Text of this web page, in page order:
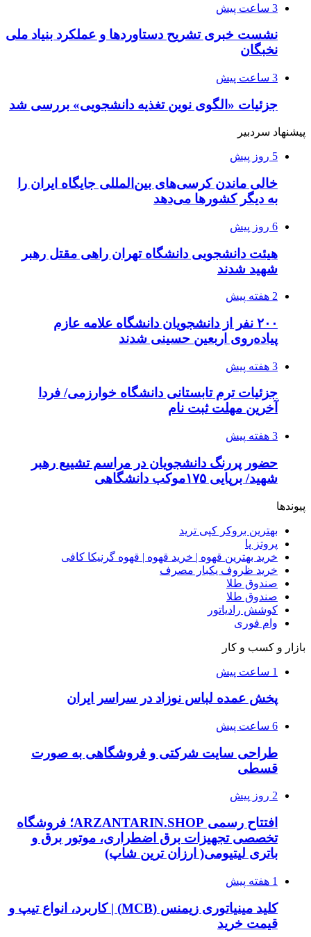
3 ساعت پیش
نشست خبری تشریح دستاوردها و عملکرد بنیاد ملی
نخبگان
3 ساعت پیش
جزئیات «الگوی نوین تغذیه دانشجویی» بررسی شد
پیشنهاد سردبیر
5 روز پیش
خالی ماندن کرسی‌های بین‌المللی جایگاه ایران را
به دیگر کشورها می‌دهد
6 روز پیش
هیئت دانشجویی دانشگاه تهران راهی مقتل رهبر
شهید شدند
2 هفته پیش
۲۰۰ نفر از دانشجویان دانشگاه علامه عازم
پیاده‌روی اربعین حسینی شدند
3 هفته پیش
جزئیات ترم تابستانی دانشگاه خوارزمی/ فردا
آخرین مهلت ثبت نام
3 هفته پیش
حضور پررنگ دانشجویان در مراسم تشییع رهبر
شهید/ برپایی ۱۷۵موکب دانشگاهی
پیوندها
بهترین بروکر کپی ترید
پروتز پا
خرید بهترین قهوه | خرید قهوه | قهوه گرنیکا کافی
خرید ظروف یکبار مصرف
صندوق طلا
صندوق طلا
کوشش رادیاتور
وام فوری
بازار و کسب و کار
1 ساعت پیش
پخش عمده لباس نوزاد در سراسر ایران
6 ساعت پیش
طراحی سایت شرکتی و فروشگاهی به صورت
قسطی
2 روز پیش
افتتاح رسمی ARZANTARIN.SHOP؛ فروشگاه
تخصصی تجهیزات برق اضطراری، موتور برق و
باتری لیتیومی( ارزان ترین شاپ)
1 هفته پیش
کلید مینیاتوری زیمنس (MCB) | کاربرد، انواع تیپ و
قیمت خرید